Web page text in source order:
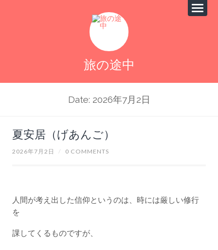
旅の途中
Date: 2026年7月2日
夏安居（げあんご）
2026年7月2日 / 0 COMMENTS
人間が考え出した信仰というのは、時には厳しい修行
を
課してくるものですが、